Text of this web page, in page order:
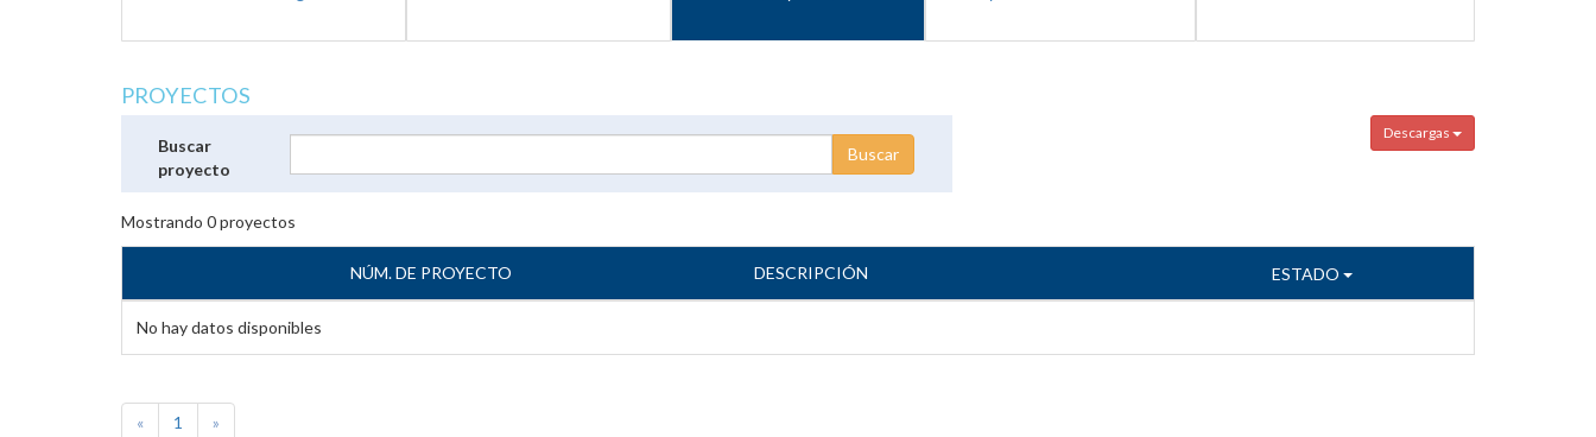
PROYECTOS
Descargas
Buscar
proyecto
Mostrando 0proyectos
NÚM. DE PROYECTO DESCRIPCIÓN ESTADO
No hay datos disponibles
« 1 »